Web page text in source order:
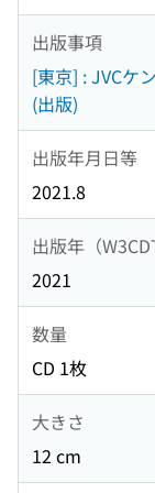
出版事項
[東京] : JVCケ
(出版)
出版年月日等
2021.8
出版年（
2021
数量
CD 1枚
大きさ
12 cm